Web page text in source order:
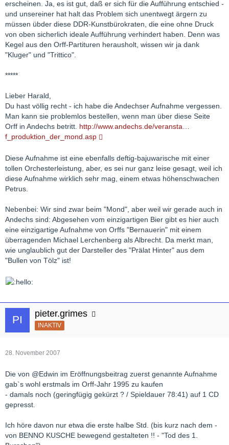
erscheinen. Ja, es ist gut, daß er sich für die Aufführung entschied -
und unsereiner hat halt das Problem sich unentwegt ärgern zu
müssen übder diese DDR-Kunstbürokraten, die eine ohne Druck
von oben sicherlich ideale Aufführung verhindert haben. Denn was
Kegel aus den Orff-Partituren herausholt, wissen wir ja dank
"Kluger" und "Trittico".
*****
Lieber Harald,
Du hast völlig recht - ich habe die Andechser Aufnahme vergessen.
Man kann sie problemlos bestellen, wenn man über diese Seite
Orff in Andechs betritt. http://www.andechs.de/veransta…
f_produktion_der_mond.asp
Diese Aufnahme ist eine ebenfalls deftig-bajuwarische mit einer
tollen Orchesterleistung, aber, es sei nur ganz leise gesagt, weil ich
diese Aufnahme wirklich sehr mag, einem etwas höhenschwachen
Petrus.
Nebenbei: Wir sind zwar beim "Mond", aber weil wir gerade auch in
Andechs sind: Abgesehen vom einzigartigen Bier gibt es hier auch
eine einzigartige Aufnahme von Orffs "Bernauerin" mit einem
überragenden Michael Lerchenberg als Albrecht. Da merkt man,
wie unglaublich gut der Darsteller des "Prälat Hinter" aus dem
"Bullen von Tölz" ist!
pieter.grimes
INAKTIV
28. November 2007
Die von @Edwin im Eröffnungsbeitrag zuerst genannte Aufnahme
gab`s wohl erstmals im Orff-Jahr 1995 zu kaufen
- damals noch (geringfügig gekürzt ? / Spieldauer 78:41) auf 1 CD
gepresst.
Ich höre davon nur etwa die erste halbe Std. (bis kurz nach dem -
von BENNO KUSCHE bewegend gestalteten !! - "Tod des 1.